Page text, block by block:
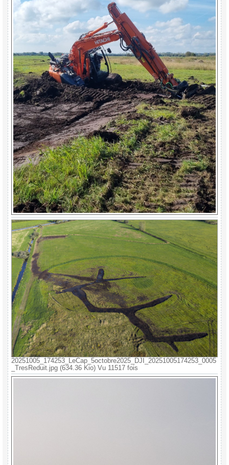
20251005_174253_LeCap_5octobre2025_DJI_20251005174253_0005
_TresReduit.jpg (634.36 Kio) Vu 11517 fois